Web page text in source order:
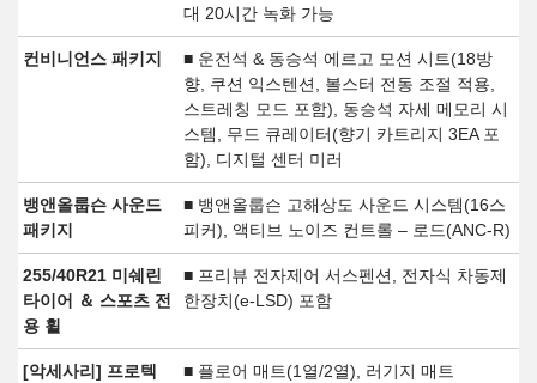
대 20시간 녹화 가능
컨비니언스 패키지
■ 운전석 & 동승석 에르고 모션 시트(18방
향, 쿠션 익스텐션, 볼스터 전동 조절 적용,
스트레칭 모드 포함), 동승석 자세 메모리 시
스템, 무드 큐레이터(향기 카트리지 3EA 포
함), 디지털 센터 미러
뱅앤올룹슨 사운드
패키지
■ 뱅앤올룹슨 고해상도 사운드 시스템(16스
피커), 액티브 노이즈 컨트롤 – 로드(ANC-R)
255/40R21 미쉐린
타이어 ＆ 스포츠 전
용 휠
■ 프리뷰 전자제어 서스펜션, 전자식 차동제
한장치(e-LSD) 포함
[악세사리] 프로텍
■ 플로어 매트(1열/2열), 러기지 매트